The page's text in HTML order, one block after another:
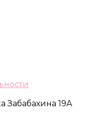
Забабахина 19А